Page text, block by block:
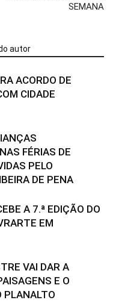
SEMANA
autor
ACORDO DE
CIDADE
FÉRIAS DE
PELO
DE PENA
A 7.ª EDIÇÃO DO
EM
VAI DAR A
E O
PLANALTO